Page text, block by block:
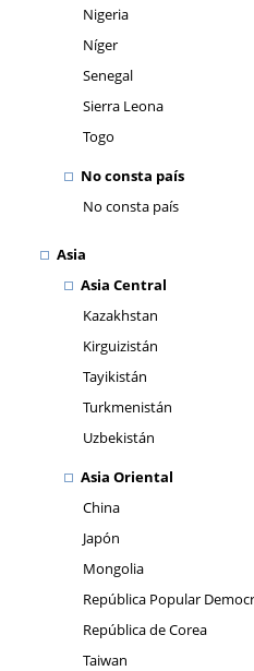
Nigeria
Níger
Senegal
Sierra Leona
Togo
No consta país
No consta país
Asia
Asia Central
Kazakhstan
Kirguizistán
Tayikistán
Turkmenistán
Uzbekistán
Asia Oriental
China
Japón
Mongolia
República Popular
República de Corea
Taiwan